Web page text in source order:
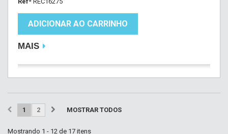
ADICIONAR AO CARRINHO
MAIS
MOSTRAR TODOS
1 2
Mostrando 1 - 12 de 17 itens